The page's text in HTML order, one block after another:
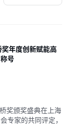
奖年度创新赋能高
号
奖颁奖盛典在上海
专家的共同评定，